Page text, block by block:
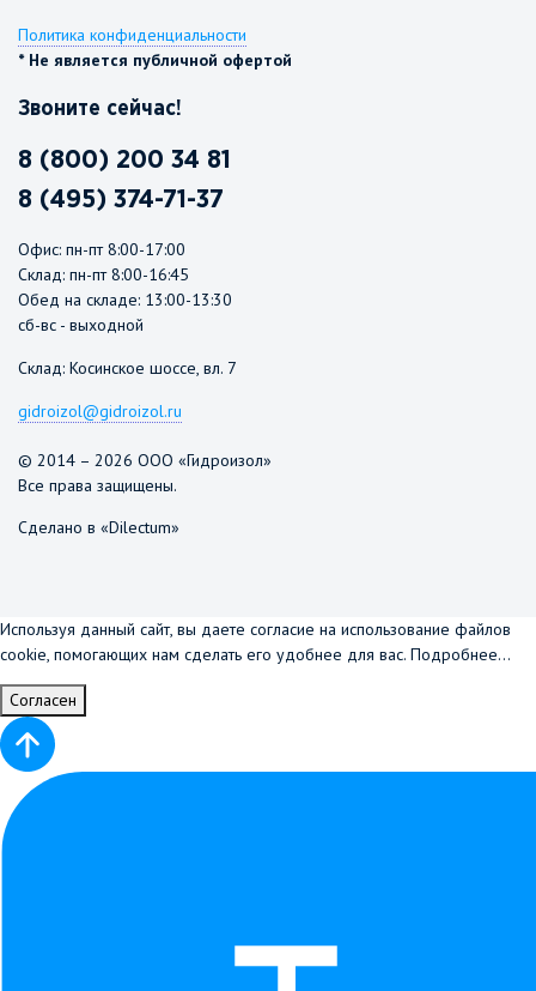
Политика конфиденциальности
* Не является публичной офертой
Звоните сейчас!
8 (800) 200 34 81
8 (495) 374-71-37
Офис: пн-пт 8:00-17:00
Склад: пн-пт 8:00-16:45
Обед на складе: 13:00-13:30
сб-вс - выходной
Склад: Косинское шоссе, вл. 7
gidroizol@gidroizol.ru
© 2014 – 2026 ООО «Гидроизол»
Все права защищены.
Сделано в «Dilectum»
Используя данный сайт, вы даете согласие на использование файлов
cookie, помогающих нам сделать его удобнее для вас. Подробнее...
Согласен